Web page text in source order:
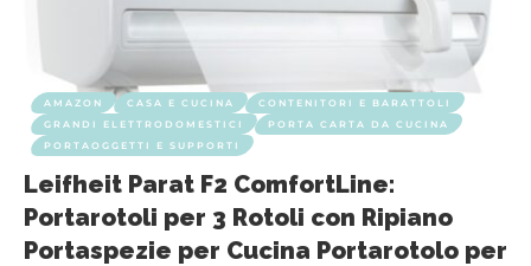
AMAZON CASA E CUCINA
CONTENITORI E BARATTOLI
GRANDI ELETTRODOMESTICI
PORTA CARTA DA CUCINA
PORTAOGGETTI E SUPPORTI
Leifheit Parat F2 ComfortLine:
Portarotoli per 3 Rotoli con Ripiano
Portaspezie per Cucina Portarotolo per